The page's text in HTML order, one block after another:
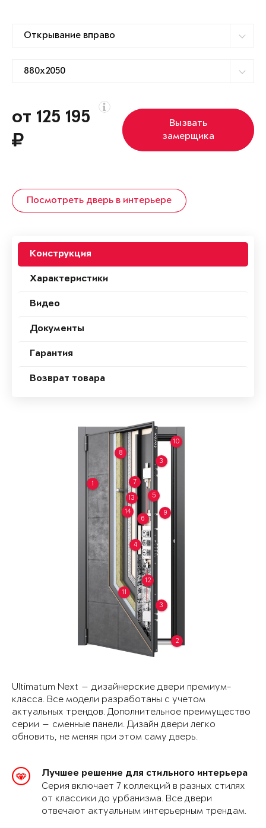
от 125 195
Вызвать
замерщика
Посмотреть дверь в интерьере
Конструкция
Характеристики
Видео
Документы
Гарантия
Возврат товара
1
2
3
3
4
5
6
7
8
9
10
11
12
13
14
Ultimatum Next — дизайнерские двери премиум-
класса. Все модели разработаны с учетом
актуальных трендов. Дополнительное преимущество
серии — сменные панели. Дизайн двери легко
обновить, не меняя при этом саму дверь.
Лучшее решение для стильного интерьера
Серия включает 7 коллекций в разных стилях
от классики до урбанизма. Все двери
отвечают актуальным интерьерным трендам.